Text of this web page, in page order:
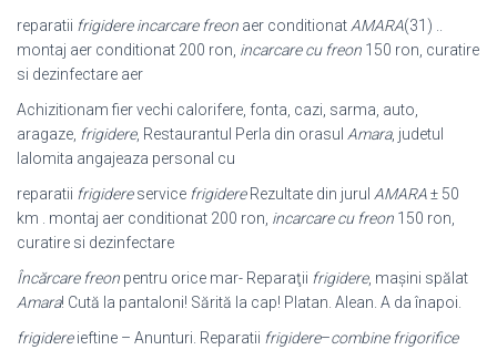
reparatii frigidere incarcare freon aer conditionat AMARA(31) ..
montaj aer conditionat 200 ron, incarcare cu freon 150 ron, curatire
si dezinfectare aer
Achizitionam fier vechi calorifere, fonta, cazi, sarma, auto,
aragaze, frigidere, Restaurantul Perla din orasul Amara, judetul
Ialomita angajeaza personal cu
reparatii frigidereservice frigidereRezultate din jurul AMARA± 50
km . montaj aer conditionat 200 ron, incarcare cu freon 150 ron,
curatire si dezinfectare
Încărcare freon pentru orice mar- Reparaţii frigidere, maşini spălat
Amara! Cută la pantaloni! Sărită la cap! Platan. Alean. A da înapoi.
frigidereieftine – Anunturi. Reparatii frigidere–combine frigorifice